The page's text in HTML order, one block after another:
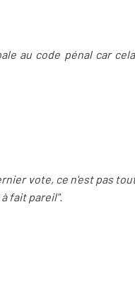
au code pénal car
vote, ce n'est pas
fait pareil".